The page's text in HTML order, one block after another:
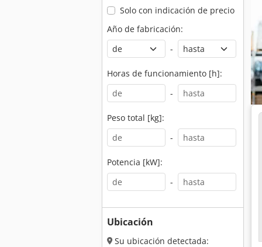
Solo con indicación de precio
Año de fabricación:
-
Horas de funcionamiento [h]:
-
Peso total [kg]:
-
Potencia [kW]:
-
Ubicación
Su ubicación detectada: